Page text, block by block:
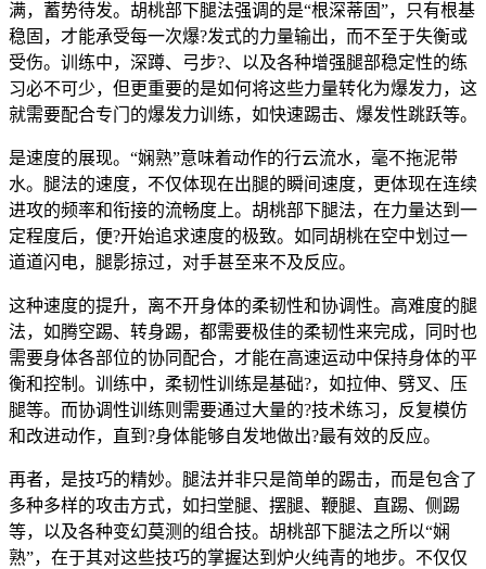
满，蓄势待发。胡桃部下腿法强调的是“根深蒂固”，只有根基
稳固，才能承受每一次爆?发式的力量输出，而不至于失衡或
受伤。训练中，深蹲、弓步?、以及各种增强腿部稳定性的练
习必不可少，但更重要的是如何将这些力量转化为爆发力，这
就需要配合专门的爆发力训练，如快速踢击、爆发性跳跃等。
是速度的展现。“娴熟”意味着动作的行云流水，毫不拖泥带
水。腿法的速度，不仅体现在出腿的瞬间速度，更体现在连续
进攻的频率和衔接的流畅度上。胡桃部下腿法，在力量达到一
定程度后，便?开始追求速度的极致。如同胡桃在空中划过一
道道闪电，腿影掠过，对手甚至来不及反应。
这种速度的提升，离不开身体的柔韧性和协调性。高难度的腿
法，如腾空踢、转身踢，都需要极佳的柔韧性来完成，同时也
需要身体各部位的协同配合，才能在高速运动中保持身体的平
衡和控制。训练中，柔韧性训练是基础?，如拉伸、劈叉、压
腿等。而协调性训练则需要通过大量的?技术练习，反复模仿
和改进动作，直到?身体能够自发地做出?最有效的反应。
再者，是技巧的精妙。腿法并非只是简单的踢击，而是包含了
多种多样的攻击方式，如扫堂腿、摆腿、鞭腿、直踢、侧踢
等，以及各种变幻莫测的组合技。胡桃部下腿法之所以“娴
熟”，在于其对这些技巧的掌握达到炉火纯青的地步。不仅仅